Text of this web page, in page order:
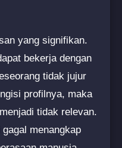
yang signifikan.
bekerja dengan
tidak jujur
profilnya, maka
tidak relevan.
menangkap